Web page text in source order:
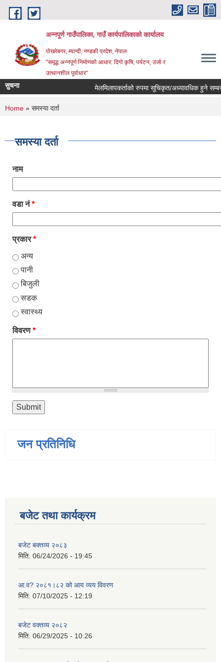
Skip to main content
अन्‍नपूर्ण गाउँपालिका, गाउँ कार्यपालिकाको कार्यालय
पोखरेबगर, म्याग्दी, गण्डकी प्रदेश, नेपाल
"समृद्ध अन्‍नपूर्ण निर्माणको आधार: दिगो कृषि, पर्यटन, उर्जा र
उत्थानशील पूर्वाधार"
सुचना मेलमिलापकर्ताको रुपमा सूचिकृत/अध्यावधिक हुने
You are here
Home » समस्या दर्ता
समस्या दर्ता
नाम
वडा नं*
प्रकार*
अन्य
पानी
बिजुली
सडक
स्वास्थ्य
विवरण*
जन प्रतिनिधि
बजेट तथा कार्यक्रम
बजेट बक्तव्य २०८३
मिति: 06/24/2026 - 19:45
आ.व? २०८१।८२ को आय व्यय विवरण
मिति: 07/10/2025 - 12:19
बजेट वक्तव्य २०८२
मिति: 06/29/2025 - 10:26